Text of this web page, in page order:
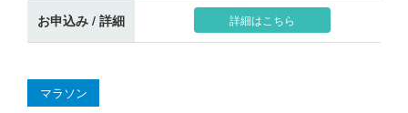
お申込み / 詳細 詳細はこちら
マラソン